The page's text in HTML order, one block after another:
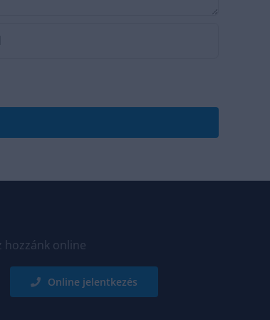
hozzánk online
Online jelentkezés